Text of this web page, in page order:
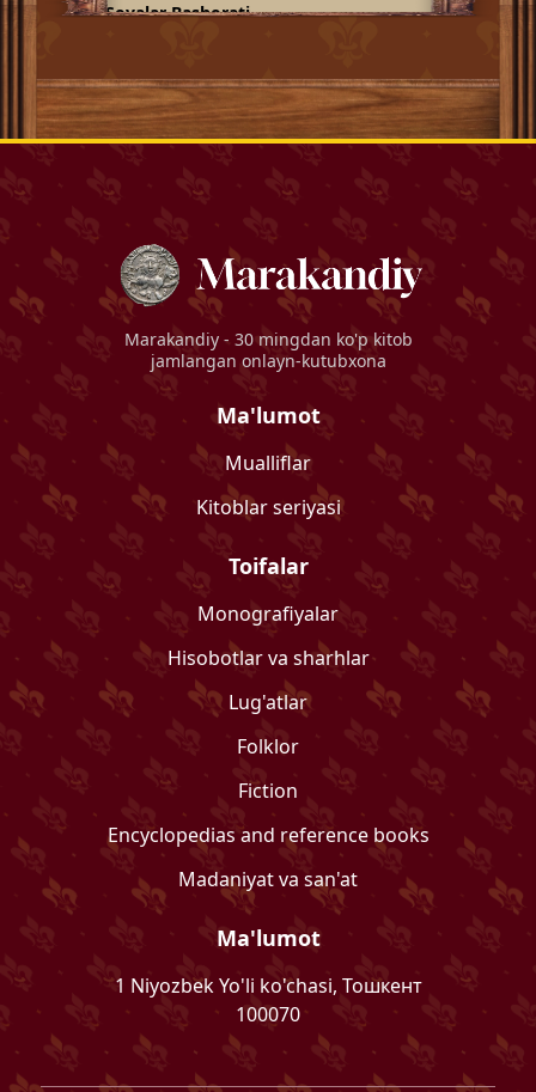
Soyalar Bashorati
Marakandiy - 30 mingdan ko'p kitob
jamlangan onlayn-kutubxona
Ma'lumot
Mualliflar
Kitoblar seriyasi
Toifalar
Monografiyalar
Hisobotlar va sharhlar
Lug'atlar
Folklor
Fiction
Encyclopedias and reference books
Madaniyat va san'at
Ma'lumot
1 Niyozbek Yo'li ko'chasi, Тошкент
100070